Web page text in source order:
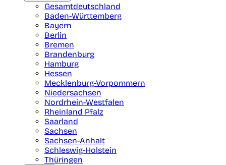
Gesamtdeutschland
Baden-Württemberg
Bayern
Berlin
Bremen
Brandenburg
Hamburg
Hessen
Mecklenburg-Vorpommern
Niedersachsen
Nordrhein-Westfalen
Rheinland Pfalz
Saarland
Sachsen
Sachsen-Anhalt
Schleswig-Holstein
Thüringen